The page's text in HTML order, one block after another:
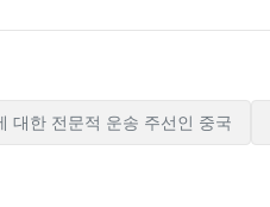
대한 전문적 운송 주선인 중국